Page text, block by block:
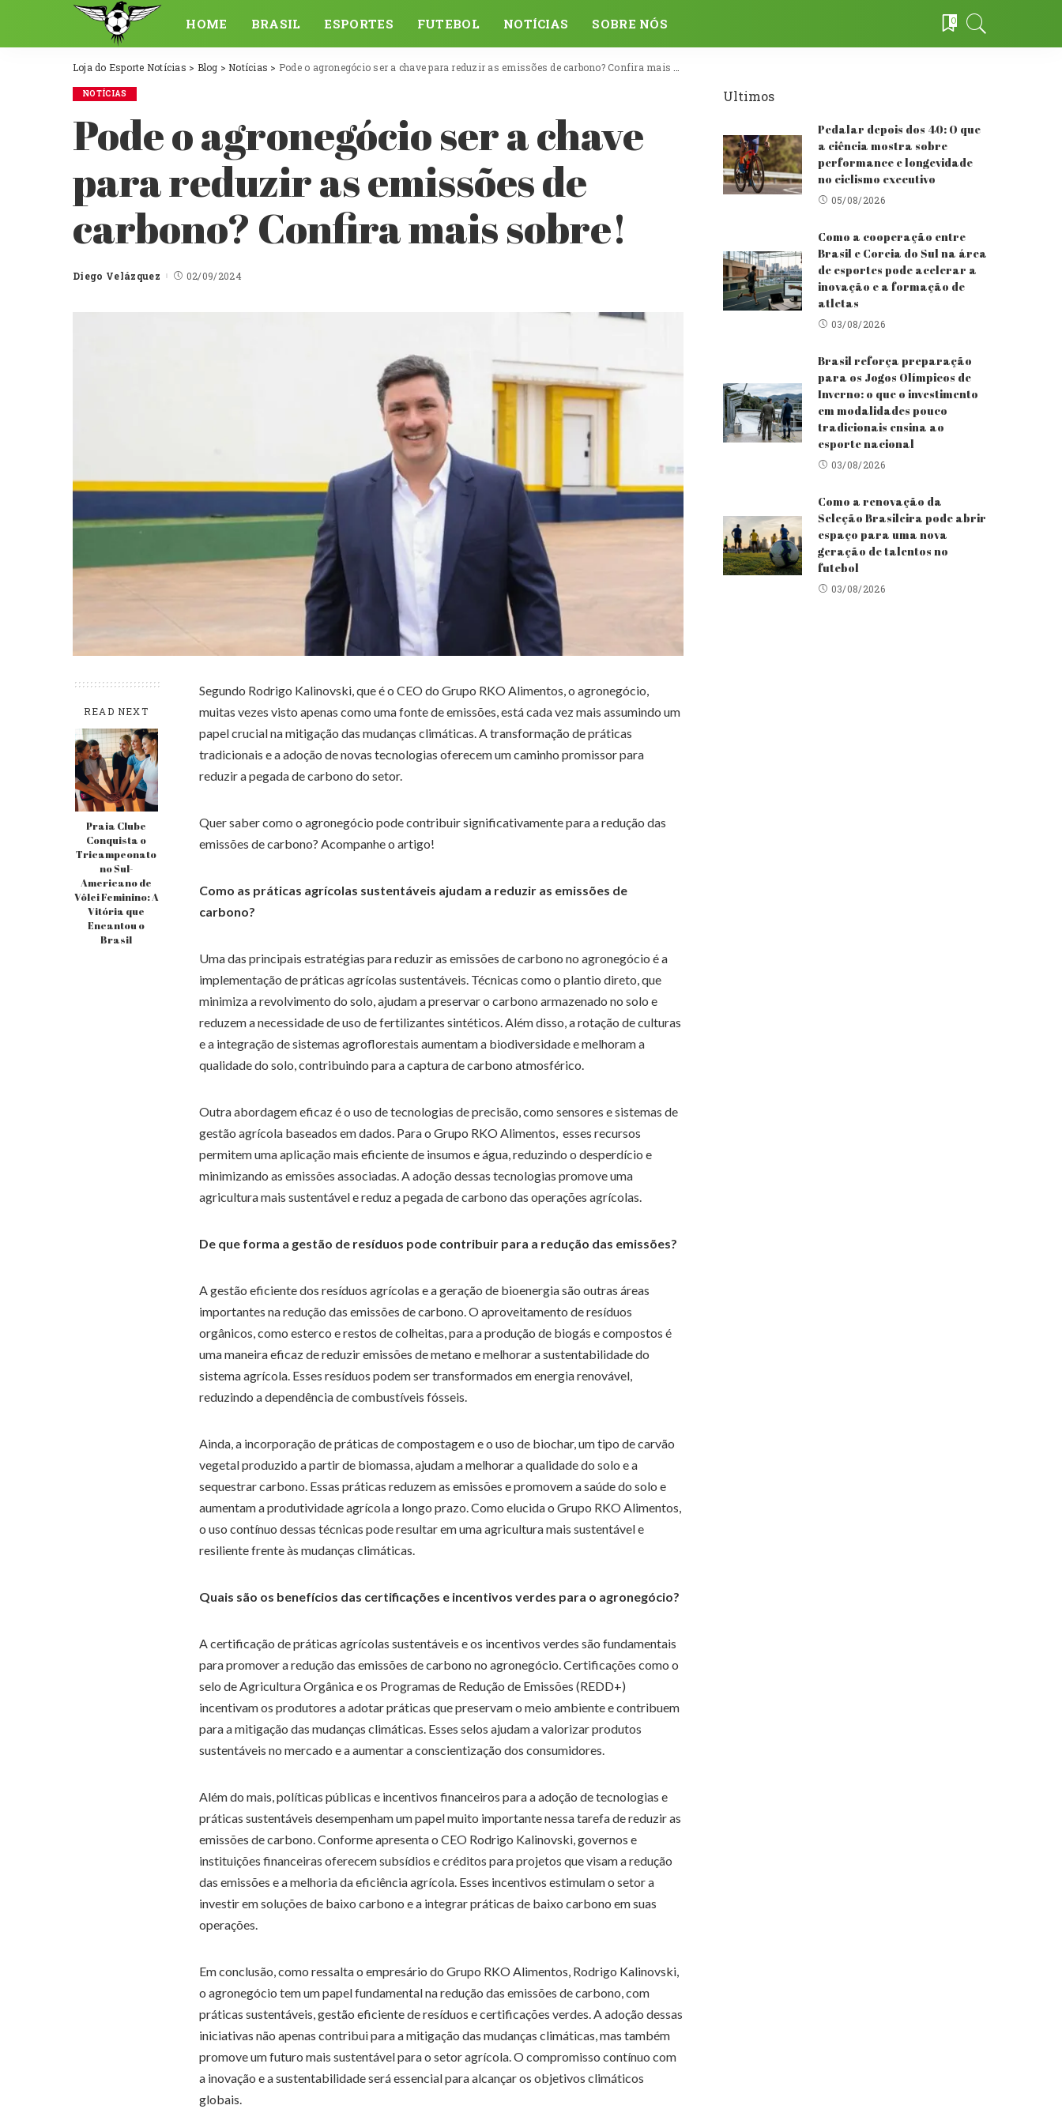
HOME BRASIL ESPORTES FUTEBOL NOTÍCIAS SOBRE NÓS 0
Loja do Esporte Notícias > Blog > Notícias > Pode o agronegócio ser a chave para reduzir as emissões de carbono? Confira mais sobre!
NOTÍCIAS
Pode o agronegócio ser a chave
para reduzir as emissões de
carbono? Confira mais sobre!
Posted
Diego Velázquez 02/09/2024
READ NEXT
Praia Clube
Conquista o
Tricampeonato
no Sul-
Americano de
Vôlei Feminino: A
Vitória que
Encantou o
Brasil
Segundo Rodrigo Kalinovski, que é o CEO do Grupo RKO Alimentos, o agronegócio,
muitas vezes visto apenas como uma fonte de emissões, está cada vez mais assumindo um
papel crucial na mitigação das mudanças climáticas. A transformação de práticas
tradicionais e a adoção de novas tecnologias oferecem um caminho promissor para
reduzir a pegada de carbono do setor.
Quer saber como o agronegócio pode contribuir significativamente para a redução das
emissões de carbono? Acompanhe o artigo!
Como as práticas agrícolas sustentáveis ajudam a reduzir as emissões de
carbono?
Uma das principais estratégias para reduzir as emissões de carbono no agronegócio é a
implementação de práticas agrícolas sustentáveis. Técnicas como o plantio direto, que
minimiza a revolvimento do solo, ajudam a preservar o carbono armazenado no solo e
reduzem a necessidade de uso de fertilizantes sintéticos. Além disso, a rotação de culturas
e a integração de sistemas agroflorestais aumentam a biodiversidade e melhoram a
qualidade do solo, contribuindo para a captura de carbono atmosférico.
Outra abordagem eficaz é o uso de tecnologias de precisão, como sensores e sistemas de
gestão agrícola baseados em dados. Para o Grupo RKO Alimentos, esses recursos
permitem uma aplicação mais eficiente de insumos e água, reduzindo o desperdício e
minimizando as emissões associadas. A adoção dessas tecnologias promove uma
agricultura mais sustentável e reduz a pegada de carbono das operações agrícolas.
De que forma a gestão de resíduos pode contribuir para a redução das emissões?
A gestão eficiente dos resíduos agrícolas e a geração de bioenergia são outras áreas
importantes na redução das emissões de carbono. O aproveitamento de resíduos
orgânicos, como esterco e restos de colheitas, para a produção de biogás e compostos é
uma maneira eficaz de reduzir emissões de metano e melhorar a sustentabilidade do
sistema agrícola. Esses resíduos podem ser transformados em energia renovável,
reduzindo a dependência de combustíveis fósseis.
Ainda, a incorporação de práticas de compostagem e o uso de biochar, um tipo de carvão
vegetal produzido a partir de biomassa, ajudam a melhorar a qualidade do solo e a
sequestrar carbono. Essas práticas reduzem as emissões e promovem a saúde do solo e
aumentam a produtividade agrícola a longo prazo. Como elucida o Grupo RKO Alimentos,
o uso contínuo dessas técnicas pode resultar em uma agricultura mais sustentável e
resiliente frente às mudanças climáticas.
Quais são os benefícios das certificações e incentivos verdes para o agronegócio?
A certificação de práticas agrícolas sustentáveis e os incentivos verdes são fundamentais
para promover a redução das emissões de carbono no agronegócio. Certificações como o
selo de Agricultura Orgânica e os Programas de Redução de Emissões (REDD+)
incentivam os produtores a adotar práticas que preservam o meio ambiente e contribuem
para a mitigação das mudanças climáticas. Esses selos ajudam a valorizar produtos
sustentáveis no mercado e a aumentar a conscientização dos consumidores.
Além do mais, políticas públicas e incentivos financeiros para a adoção de tecnologias e
práticas sustentáveis desempenham um papel muito importante nessa tarefa de reduzir as
emissões de carbono. Conforme apresenta o CEO Rodrigo Kalinovski, governos e
instituições financeiras oferecem subsídios e créditos para projetos que visam a redução
das emissões e a melhoria da eficiência agrícola. Esses incentivos estimulam o setor a
investir em soluções de baixo carbono e a integrar práticas de baixo carbono em suas
operações.
Em conclusão, como ressalta o empresário do Grupo RKO Alimentos, Rodrigo Kalinovski,
o agronegócio tem um papel fundamental na redução das emissões de carbono, com
práticas sustentáveis, gestão eficiente de resíduos e certificações verdes. A adoção dessas
iniciativas não apenas contribui para a mitigação das mudanças climáticas, mas também
promove um futuro mais sustentável para o setor agrícola. O compromisso contínuo com
a inovação e a sustentabilidade será essencial para alcançar os objetivos climáticos
globais.
Ultimos
Pedalar depois dos 40: O que
a ciência mostra sobre
performance e longevidade
no ciclismo executivo
05/08/2026
Como a cooperação entre
Brasil e Coreia do Sul na área
de esportes pode acelerar a
inovação e a formação de
atletas
03/08/2026
Brasil reforça preparação
para os Jogos Olímpicos de
Inverno: o que o investimento
em modalidades pouco
tradicionais ensina ao
esporte nacional
03/08/2026
Como a renovação da
Seleção Brasileira pode abrir
espaço para uma nova
geração de talentos no
futebol
03/08/2026